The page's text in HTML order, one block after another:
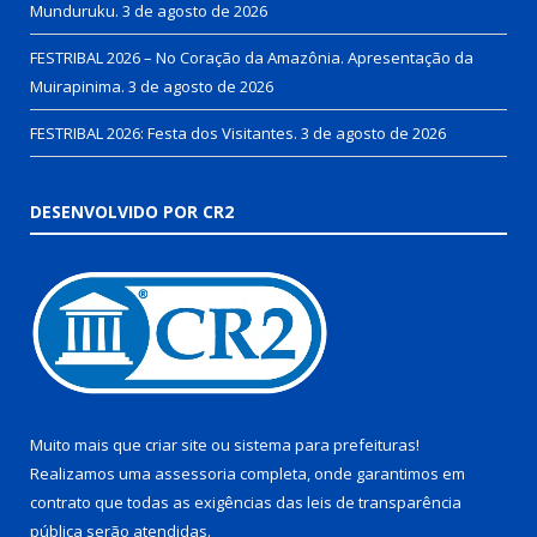
Munduruku. 3 de agosto de 2026
FESTRIBAL 2026 – No Coração da Amazônia. Apresentação da
Muirapinima. 3 de agosto de 2026
FESTRIBAL 2026: Festa dos Visitantes. 3 de agosto de 2026
DESENVOLVIDO POR CR2
Muito mais que criar site ou sistema para prefeituras!
Realizamos uma assessoria completa, onde garantimos em
contrato que todas as exigências das leis de transparência
pública serão atendidas.